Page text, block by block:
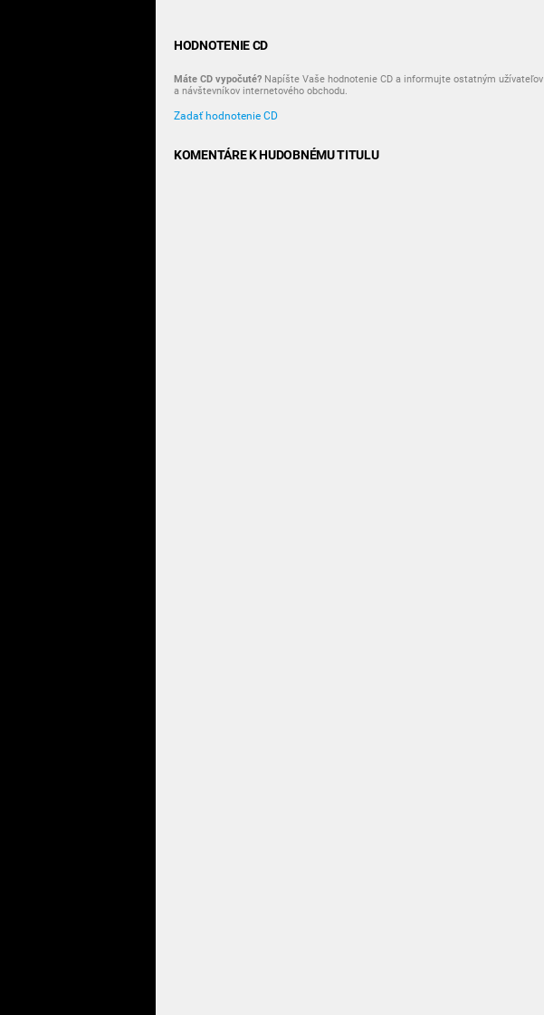
HODNOTENIE CD
Máte CD vypočuté? Napíšte Vaše hodnotenie CD a informujte ostatným užívateľov
a návštevníkov internetového obchodu.
Zadať hodnotenie CD
KOMENTÁRE K HUDOBNÉMU TITULU